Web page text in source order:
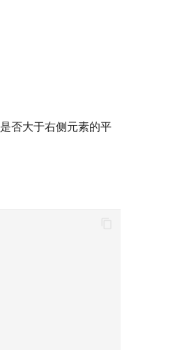
否大于右侧元素的平